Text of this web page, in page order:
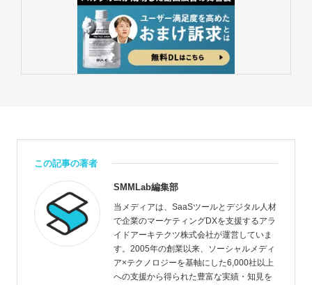
この記事の著者
SMMLab編集部
当メディアは、SaaSツールとデジタル人材
で企業のマーケティングDXを支援するアラ
イドアーキテクツ株式会社が運営していま
す。2005年の創業以来、ソーシャルメディ
ア×テクノロジーを基軸にした6,000社以上
への支援から得られた豊富な実績・知見を